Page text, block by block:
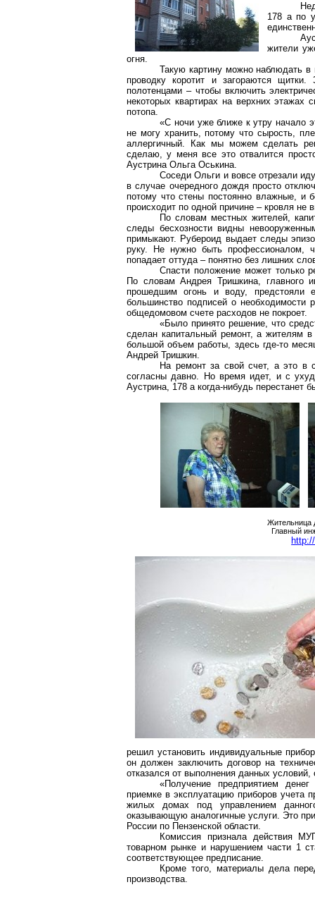
178 а по
жители
огня.
Такую картину можно наблюдать
проводкукоротит и загораются щитки.
полотенцами – чтобы включить
некоторых квартирах на верхних этажах
потопа.
«С ночи уже ближе к утру начало
не могу хранить, потому что сырость,
аллергичный. Как мы можем сделать
сделаю, у меня все это отвалится
АустринаОльга Оськина.
Соседи Ольги и вовсе отрезали
в случае очередного дождя просто
потому что стены постоянно влажные, и
происходит по одной причине – кровля не
По словам местных жителей,
следы бесхозности видны
примыкают. Рубероид выдает следы
руку. Не нужно быть профессионалом,
попадает оттуда – понятно без лишних
Спасти положение может только
По словам АндреяТришкина, главного
прошедшим огонь и воду,
большинство подписей о необходимости
общедомовом счете расходов не покроет.
«Было принято решение, что
сделан капитальный ремонт, а жителям в
большой объем работы, здесь где-то
Андрей Тришкин.
На ремонт за свой счет, а это в
согласны давно. Но время идет, и с
Аустрина, 178 а когда-нибудь перестанет
Главный
решил установить индивидуальные
он должен заключить договор на
отказался от выполнения данных
«Получение предприятием
приемке в эксплуатацию приборов учета
жилых домах под управлением
оказывающую аналогичные услуги. Это
России по Пензенской области.
Комиссия признала действия
товарном рынке и нарушением части 1
соответствующее предписание.
Кроме того, материалы дела
производства.